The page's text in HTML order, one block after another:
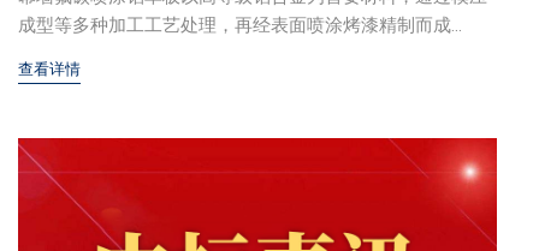
成型等多种加工工艺处理，再经表面喷涂烤漆精制而成...
查看详情